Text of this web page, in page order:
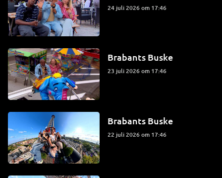
24 juli 2026 om 17:46
Brabants Buske
23 juli 2026 om 17:46
Brabants Buske
22 juli 2026 om 17:46